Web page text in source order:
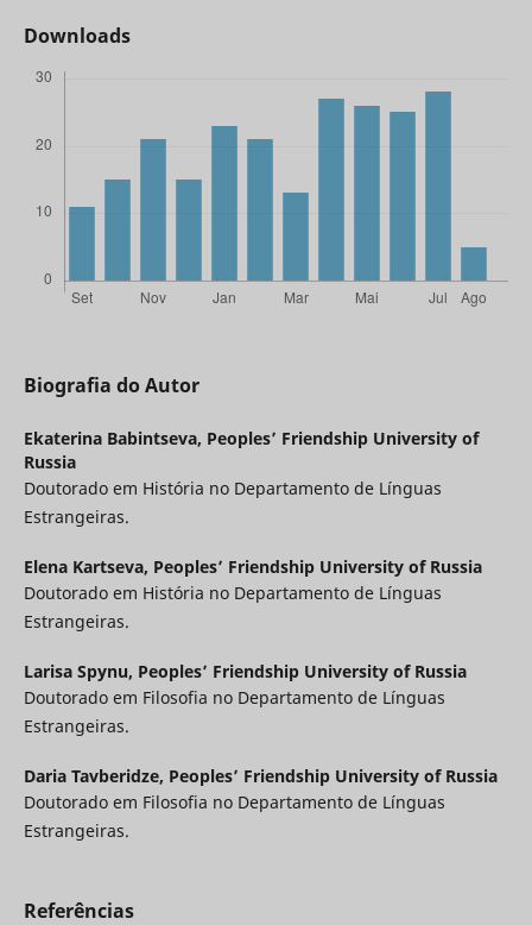
Downloads
Biografia do Autor
Ekaterina Babintseva, Peoples’ Friendship University of
Russia
Doutorado em História no Departamento de Línguas
Estrangeiras.
Elena Kartseva, Peoples’ Friendship University of Russia
Doutorado em História no Departamento de Línguas
Estrangeiras.
Larisa Spynu, Peoples’ Friendship University of Russia
Doutorado em Filosofia no Departamento de Línguas
Estrangeiras.
Daria Tavberidze, Peoples’ Friendship University of Russia
Doutorado em Filosofia no Departamento de Línguas
Estrangeiras.
Referências